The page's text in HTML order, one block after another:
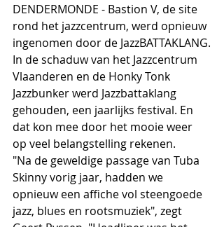
DENDERMONDE - Bastion V, de site
rond het jazzcentrum, werd opnieuw
ingenomen door de JazzBATTAKLANG.
In de schaduw van het Jazzcentrum
Vlaanderen en de Honky Tonk
Jazzbunker werd Jazzbattaklang
gehouden, een jaarlijks festival. En
dat kon mee door het mooie weer
op veel belangstelling rekenen.
"Na de geweldige passage van Tuba
Skinny vorig jaar, hadden we
opnieuw een affiche vol steengoede
jazz, blues en rootsmuziek", zegt